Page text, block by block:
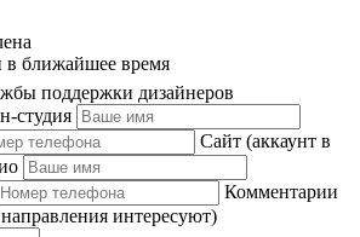
ближайшее время
поддержки дизайнеров
студия
Сайт (аккаунт в
Комментарии
интересуют)